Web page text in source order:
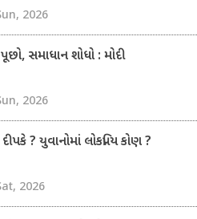
2026
સમાધાન શોધો : મોદી
2026
? યુવાનોમાં લોકપ્રિય કોણ ?
2026